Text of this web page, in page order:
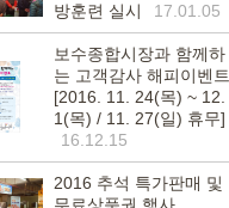
방훈련 실시
17.01.05
보수종합시장과 함께하
는 고객감사 해피이벤트
[2016. 11. 24(목) ~ 12.
1(목) / 11. 27(일) 휴무]
16.12.15
2016 추석 특가판매 및